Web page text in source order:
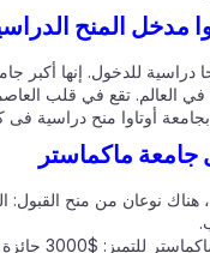
للدخول. إنها أكبر جامعة
تقع في قلب العاصمة
أوتاوامنح دراسية فى كندا
من منح القبول: الجوائز
جائزة جامعة ماكماستر